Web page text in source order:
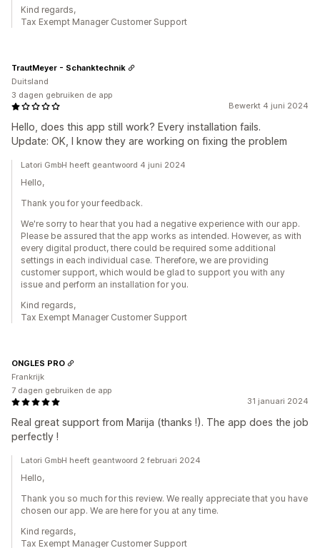
Kind regards,
Tax Exempt Manager Customer Support
Bewerkt 4 juni 2024
Hello, does this app still work? Every installation fails.
Update: OK, I know they are working on fixing the problem
TrautMeyer - Schanktechnik
Duitsland
3 dagen gebruiken de app
Latori GmbH heeft geantwoord 4 juni 2024
Hello,
Thank you for your feedback.
We're sorry to hear that you had a negative experience with our app.
Please be assured that the app works as intended. However, as with
every digital product, there could be required some additional
settings in each individual case. Therefore, we are providing
customer support, which would be glad to support you with any
issue and perform an installation for you.
Kind regards,
Tax Exempt Manager Customer Support
31 januari 2024
Real great support from Marija (thanks !). The app does the job
perfectly !
ONGLES PRO
Frankrijk
7 dagen gebruiken de app
Latori GmbH heeft geantwoord 2 februari 2024
Hello,
Thank you so much for this review. We really appreciate that you have
chosen our app. We are here for you at any time.
Kind regards,
Tax Exempt Manager Customer Support